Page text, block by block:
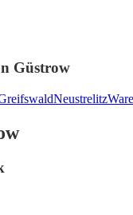
Güstrow
Neustrelitz